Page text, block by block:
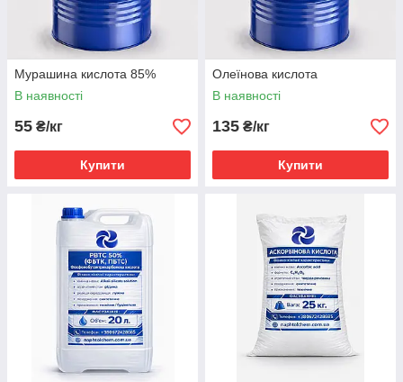
Мурашина кислота 85%
В наявності
55 ₴/кг
Купити
Олеїнова кислота
В наявності
135 ₴/кг
Купити